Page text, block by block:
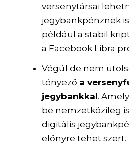
versenytársai
jegybankpénznek
például a stabil
a Facebook Libra
Végül de nem
tényező a
jegybankkal.
be nemzetközileg
digitális
előnyre tehet szert.